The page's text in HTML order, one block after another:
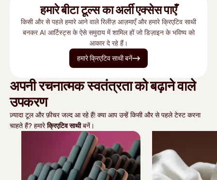
हमारे बीटा टूल्‍स का अर्ली एक्‍सेस पाएँ
किसी और से पहले हमारे आने वाले रिलीज़ आज़माएँ और हमारे क्रिएटिव साथी
बनकर AI आर्टिस्ट्स के ऐसे समुदाय में शामिल हों जो डिज़ाइन के भविष्य को
आकार दे रहे हैं।
हमारे क्रिएटिव साथी बनें
अपनी रचनात्मक स्वतंत्रता को बढ़ाने वाले
उपकरण
ज़्यादा टूल और फ़ीचर जल्द आ रहे हैं! क्या आप उन्हें किसी और से पहले टेस्ट करना
चाहते हैं? हमारेक्रिएटिव साथीबनें।